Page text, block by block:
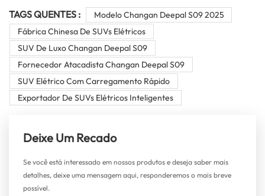
TAGS QUENTES :
Modelo Changan Deepal S09 2025
Fábrica Chinesa De SUVs Elétricos
SUV De Luxo Changan Deepal S09
Fornecedor Atacadista Changan Deepal S09
SUV Elétrico Com Carregamento Rápido
Exportador De SUVs Elétricos Inteligentes
Deixe Um Recado
Se você está interessado em nossos produtos e deseja saber mais
detalhes, deixe uma mensagem aqui, responderemos o mais breve
possível.